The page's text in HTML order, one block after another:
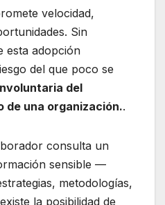
velocidad,
Sin
esta adopción
del que poco se
del
de una organización..
consulta un
sensible —
metodologías,
la posibilidad de